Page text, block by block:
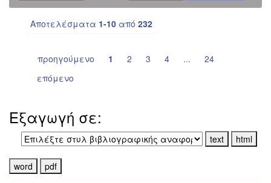
Αποτελέσματα 1-10 από 232
προηγούμενο 1 2 3 4 ...
24
επόμενο
Εξαγωγή σε: